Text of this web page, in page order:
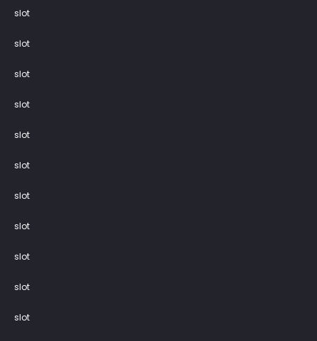
slot
slot
slot
slot
slot
slot
slot
slot
slot
slot
slot